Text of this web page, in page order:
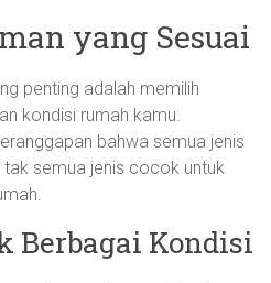
yang Sesuai
penting adalah memilih
kondisi rumah kamu.
bahwa semua jenis
semua jenis cocok untuk
Berbagai Kondisi